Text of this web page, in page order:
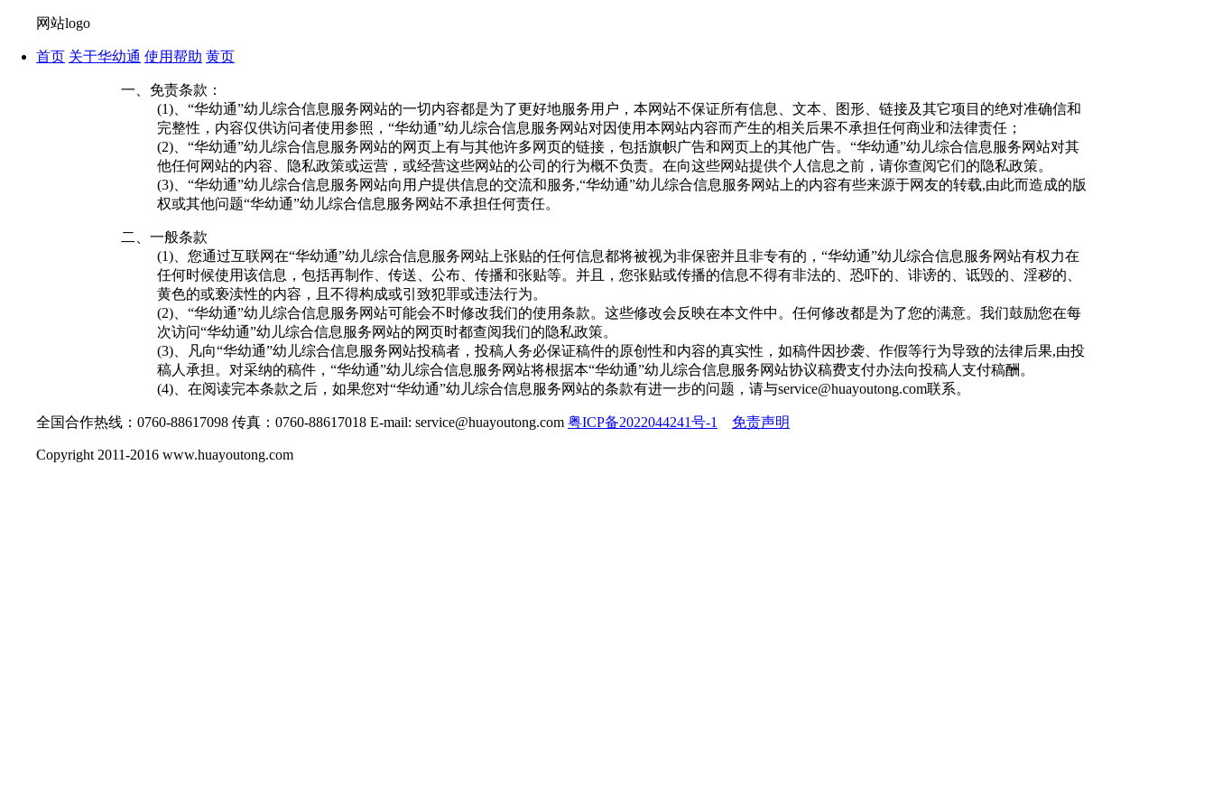
网站logo
首页 关于华幼通 使用帮助 黄页
一、免责条款：
(1)、“华幼通”幼儿综合信息服务网站的一切内容都是为了更好地服务用户，本网站不保证所有信息、文本、图形、链接及其它项目的绝对准确信和
完整性，内容仅供访问者使用参照，“华幼通”幼儿综合信息服务网站对因使用本网站内容而产生的相关后果不承担任何商业和法律责任；
(2)、“华幼通”幼儿综合信息服务网站的网页上有与其他许多网页的链接，包括旗帜广告和网页上的其他广告。“华幼通”幼儿综合信息服务网站对其
他任何网站的内容、隐私政策或运营，或经营这些网站的公司的行为概不负责。在向这些网站提供个人信息之前，请你查阅它们的隐私政策。
(3)、“华幼通”幼儿综合信息服务网站向用户提供信息的交流和服务,“华幼通”幼儿综合信息服务网站上的内容有些来源于网友的转载,由此而造成的版
权或其他问题“华幼通”幼儿综合信息服务网站不承担任何责任。
二、一般条款
(1)、您通过互联网在“华幼通”幼儿综合信息服务网站上张贴的任何信息都将被视为非保密并且非专有的，“华幼通”幼儿综合信息服务网站有权力在
任何时候使用该信息，包括再制作、传送、公布、传播和张贴等。并且，您张贴或传播的信息不得有非法的、恐吓的、诽谤的、诋毁的、淫秽的、
黄色的或亵渎性的内容，且不得构成或引致犯罪或违法行为。
(2)、“华幼通”幼儿综合信息服务网站可能会不时修改我们的使用条款。这些修改会反映在本文件中。任何修改都是为了您的满意。我们鼓励您在每
次访问“华幼通”幼儿综合信息服务网站的网页时都查阅我们的隐私政策。
(3)、凡向“华幼通”幼儿综合信息服务网站投稿者，投稿人务必保证稿件的原创性和内容的真实性，如稿件因抄袭、作假等行为导致的法律后果,由投
稿人承担。对采纳的稿件，“华幼通”幼儿综合信息服务网站将根据本“华幼通”幼儿综合信息服务网站协议稿费支付办法向投稿人支付稿酬。
(4)、在阅读完本条款之后，如果您对“华幼通”幼儿综合信息服务网站的条款有进一步的问题，请与service@huayoutong.com联系。
全国合作热线：0760-88617098 传真：0760-88617018 E-mail: service@huayoutong.com 粤ICP备2022044241号-1 免责声明
Copyright 2011-2016 www.huayoutong.com